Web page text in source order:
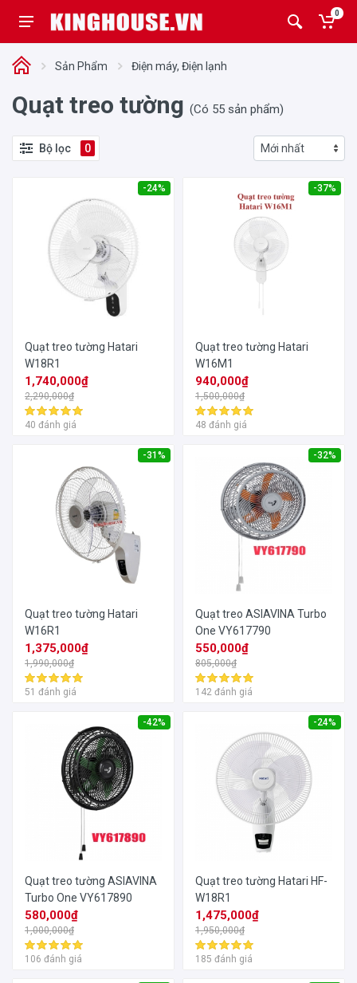
0
Sản Phẩm Điện máy, Điện lạnh
Quạt treo tường (Có 55 sản phẩm)
Bộ lọc 0
-24%
Quạt treo tường Hatari
W18R1
1,740,000₫
2,290,000₫
40 đánh giá
-37%
Quạt treo tường Hatari
W16M1
940,000₫
1,500,000₫
48 đánh giá
-31%
Quạt treo tường Hatari
W16R1
1,375,000₫
1,990,000₫
51 đánh giá
-32%
Quạt treo ASIAVINA Turbo
One VY617790
550,000₫
805,000₫
142 đánh giá
-42%
Quạt treo tường ASIAVINA
Turbo One VY617890
580,000₫
1,000,000₫
106 đánh giá
-24%
Quạt treo tường Hatari HF-
W18R1
1,475,000₫
1,950,000₫
185 đánh giá